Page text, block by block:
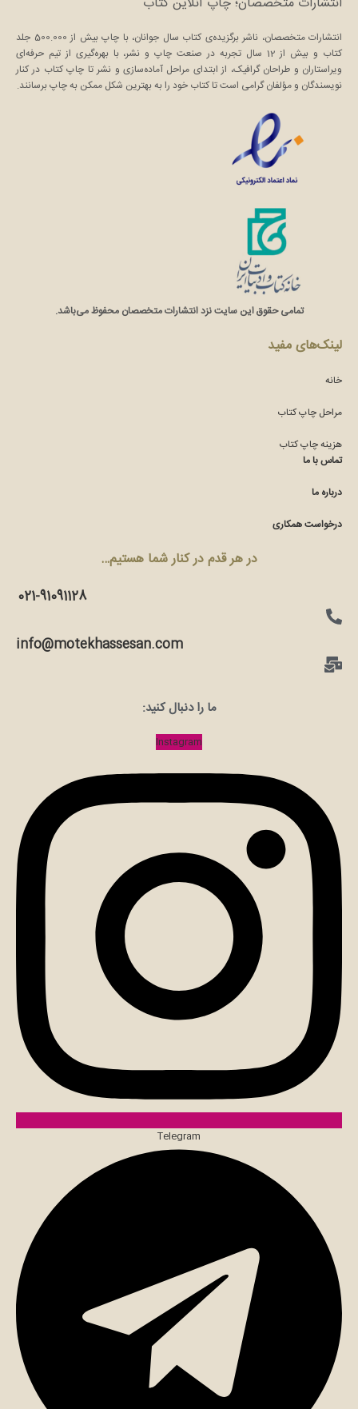
انتشارات متخصصان، ناشر برگزیده‌ی کتاب سال جوانان، با چاپ بیش از 500.000 جلد
کتاب و بیش از 12 سال تجربه در صنعت چاپ و نشر، با بهره‌گیری از تیم حرفه‌ای
ویراستاران و طراحان گرافیک، از ابتدای مراحل آماده‌سازی و نشر تا چاپ کتاب در کنار
نویسندگان و مؤلفان گرامی است تا کتاب خود را به بهترین شکل ممکن به چاپ برسانند.
تمامی حقوق این سایت نزد انتشارات متخصصان محفوظ می‌باشد.
لینک‌های مفید
خانه
مراحل چاپ کتاب
هزینه چاپ کتاب
تماس با ما
درباره ما
درخواست همکاری
در هر قدم در کنار شما هستیم…
021-91091128
info@motekhassesan.com
ما را دنبال کنید:
Instagram
Telegram